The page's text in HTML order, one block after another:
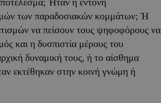
των παραδοσιακών κομμάτων; Ή
να πείσουν τους ψηφοφόρους να
και η δυσπιστία μέρους του
δυναμική τους, ή το αίσθημα
εκτέθηκαν στην κοινή γνώμη ή